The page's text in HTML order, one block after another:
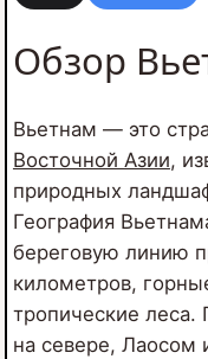
Обзор
Вьетнам — это
Восточной Азии,
природных
География
береговую линию
километров,
тропические леса.
на севере, Лаосом